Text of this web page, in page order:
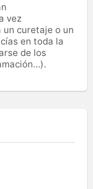
vez
curetaje o un
en toda la
de los